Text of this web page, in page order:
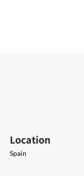
Location
Spain